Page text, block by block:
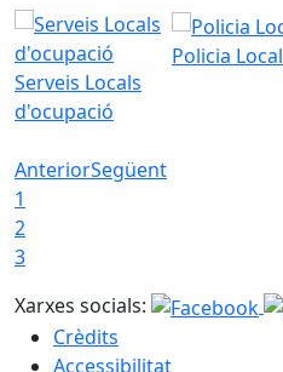
Serveis Locals
d'ocupació
Policia Local
AnteriorSegüent
1
2
3
Xarxes socials:
Crèdits
Accessibilitat